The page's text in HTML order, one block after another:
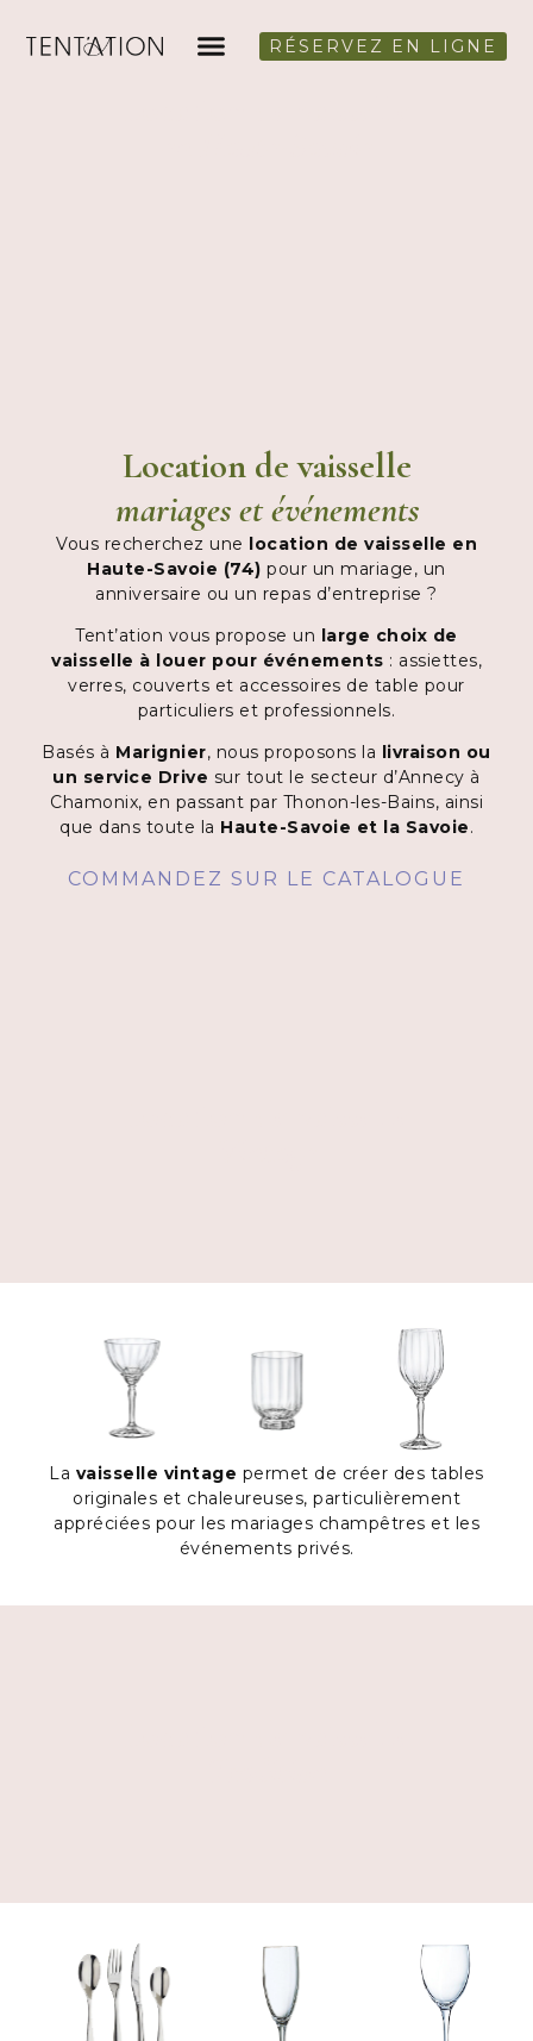
RÉSERVEZ EN LIGNE
Location de vaisselle
mariages et événements
Vous recherchez une location de vaisselle en
Haute-Savoie (74) pour un mariage, un
anniversaire ou un repas d’entreprise ?
Tent’ation vous propose un large choix de
vaisselle à louer pour événements : assiettes,
verres, couverts et accessoires de table pour
particuliers et professionnels.
Basés à Marignier, nous proposons la
livraison ou
un service Drive sur tout le secteur d’Annecy à
Chamonix, en passant par Thonon-les-Bains, ainsi
que dans toute la Haute-Savoie et la Savoie.
COMMANDEZ SUR LE CATALOGUE
La vaisselle vintage permet de créer des tables
originales et chaleureuses, particulièrement
appréciées pour les mariages champêtres et les
événements privés.